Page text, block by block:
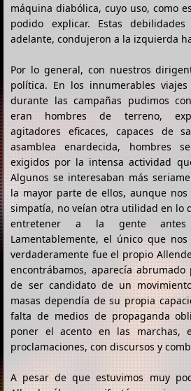
máquina diabólica, cuyo uso, como
podido explicar. Estas
adelante, condujeron a la izquierda
Por lo general, con nuestros
política. En los innumerables
durante las campañas pudimos
eran hombres de terreno,
agitadores eficaces, capaces de
asamblea enardecida, hombres
exigidos por la intensa actividad
Algunos se interesaban más
la mayor parte de ellos, aunque
simpatía, no veían otra utilidad en lo
entretener a la gente
Lamentablemente, el único que
verdaderamente fue el propio
encontrábamos, aparecía
de ser candidato de un
masas dependía de su propia
falta de medios de propaganda
poner el acento en las marchas,
proclamaciones, con discursos y
A pesar de que estuvimos muy